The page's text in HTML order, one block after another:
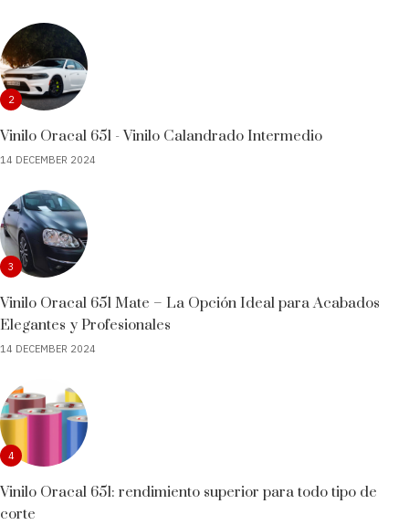
2
Vinilo Oracal 651 - Vinilo Calandrado Intermedio
14 DECEMBER 2024
3
Vinilo Oracal 651 Mate – La Opción Ideal para Acabados
Elegantes y Profesionales
14 DECEMBER 2024
4
Vinilo Oracal 651: rendimiento superior para todo tipo de
corte